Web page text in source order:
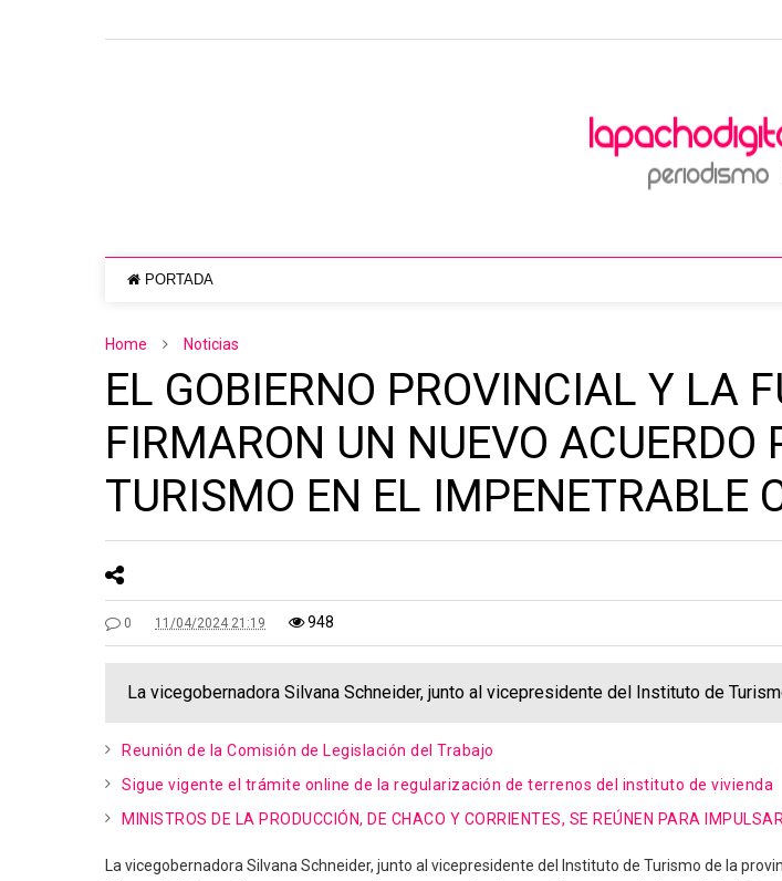
PORTADA
Home Noticias
EL GOBIERNO PROVINCIAL Y LA
FIRMARON UN NUEVO ACUERDO
TURISMO EN EL IMPENETRABLE
0 11/04/2024 21:19 948
La vicegobernadora Silvana Schneider, junto al vicepresidente del Instituto de
Reunión de la Comisión de Legislación del Trabajo
Sigue vigente el trámite online de la regularización de terrenos del instituto de vivienda
MINISTROS DE LA PRODUCCIÓN, DE CHACO Y CORRIENTES, SE REÚNEN PARA
La vicegobernadora Silvana Schneider, junto al vicepresidente del Instituto de Turismo de la